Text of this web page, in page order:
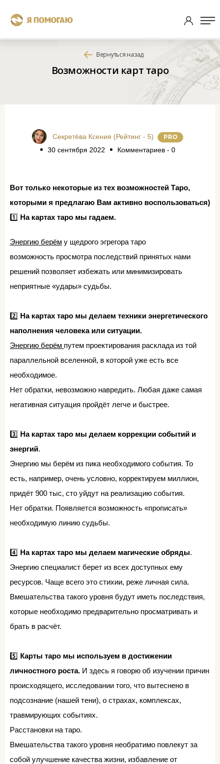
Вернуться назад
Возможности карт таро
Секретёва Ксения (Рейтинг - 5) PRO
30 сентября 2022 Комментариев - 0
Вот только некоторые из тех возможностей Таро,
которыми я предлагаю Вам активно воспользоваться)
1️⃣ На картах таро мы гадаем. ⁣⁣⠀
Энергию берём у щедрого эгрегора таро⁣⁣⠀
возможность просмотра последствий принятых нами
решений позволяет избежать или минимизировать
неприятные «удары» судьбы.⁣⁣⠀
2️⃣ На картах таро мы делаем техники энергетического
наполнения человека или ситуации.⁣⁣⠀
Энергию берём путем проектирования расклада из той
параллельной вселенной, в которой уже есть все
необходимое.⁣⁣⠀
Нет обратки, невозможно навредить. Любая даже самая
негативная ситуация пройдёт легче и быстрее.⁣⁣⠀
3️⃣ На картах таро мы делаем коррекции событий и
энергий.⁣⁣⠀
Энергию мы берём из пика необходимого события. То
есть, например, очень условно, корректируем миллион,
придёт 900 тыс, сто уйдут на реализацию события.⁣⁣⠀
Нет обратки. Появляется возможность «прописать»
необходимую линию судьбы.⁣⁣⠀
4️⃣ На картах таро мы делаем магические обряды.⁣⁣⠀
Энергию специалист берет из всех доступных ему
ресурсов. Чаще всего это стихии, реже личная сила.⁣⁣⠀
Вмешательства такого уровня будут иметь последствия,
которые необходимо предварительно просматривать и
брать в расчёт.⁣⁣⠀
5️⃣ Карты таро мы используем в достижении
личностного роста. И здесь я говорю об изучении причин
происходящего, исследовании того, что вытеснено в
подсознание (нашей тени), о страхах, комплексах,
травмирующих событиях.⁣⁣⠀
Расстановки на таро.⁣⁣⠀
Вмешательства такого уровня необратимо повлекут за
собой улучшение качества жизни, избавление от